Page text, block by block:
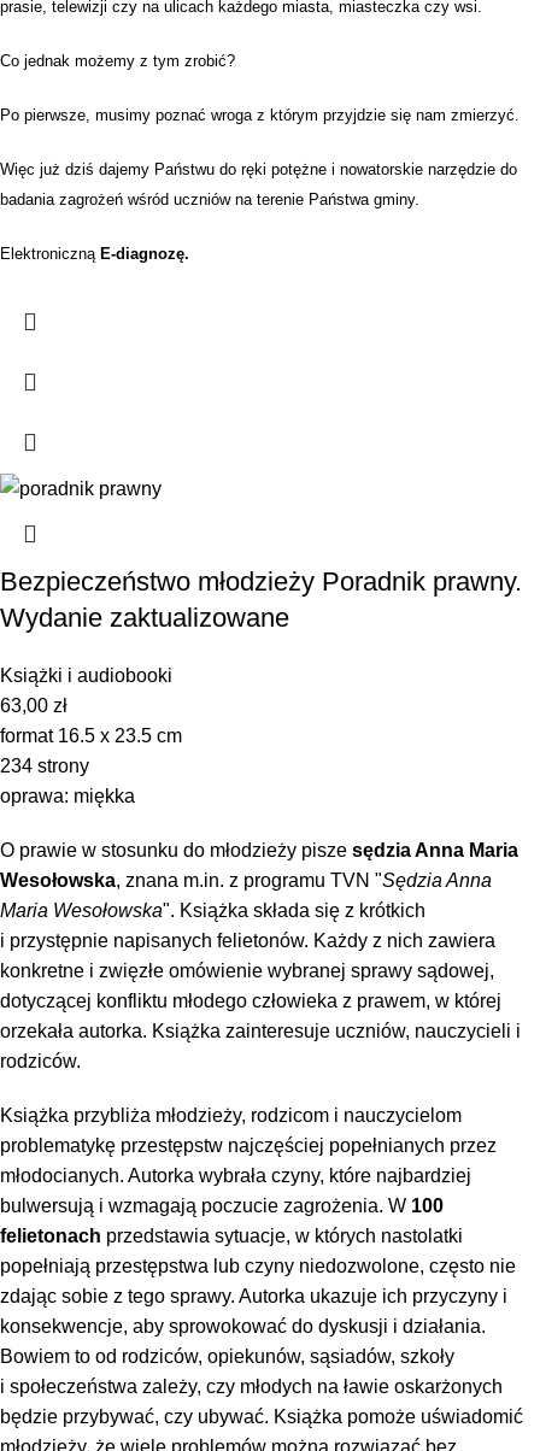
prasie, telewizji czy na ulicach każdego miasta, miasteczka czy wsi.
Co jednak możemy z tym zrobić?
Po pierwsze, musimy poznać wroga z którym przyjdzie się nam zmierzyć.
Więc już dziś dajemy Państwu do ręki potężne i nowatorskie narzędzie do
badania zagrożeń wśród uczniów na terenie Państwa gminy.
Elektroniczną E-diagnozę.
Bezpieczeństwo młodzieży Poradnik prawny.
Wydanie zaktualizowane
Książki i audiobooki
63,00 zł
format 16.5 x 23.5 cm
234 strony
oprawa: miękka
O prawie w stosunku do młodzieży pisze sędzia Anna Maria
Wesołowska, znana m.in. z programu TVN "Sędzia Anna
Maria Wesołowska". Książka składa się z krótkich
i przystępnie napisanych felietonów. Każdy z nich zawiera
konkretne i zwięzłe omówienie wybranej sprawy sądowej,
dotyczącej konfliktu młodego człowieka z prawem, w której
orzekała autorka. Książka zainteresuje uczniów, nauczycieli i
rodziców.
Książka przybliża młodzieży, rodzicom i nauczycielom
problematykę przestępstw najczęściej popełnianych przez
młodocianych. Autorka wybrała czyny, które najbardziej
bulwersują i wzmagają poczucie zagrożenia. W 100
felietonach przedstawia sytuacje, w których nastolatki
popełniają przestępstwa lub czyny niedozwolone, często nie
zdając sobie z tego sprawy. Autorka ukazuje ich przyczyny i
konsekwencje, aby sprowokować do dyskusji i działania.
Bowiem to od rodziców, opiekunów, sąsiadów, szkoły
i społeczeństwa zależy, czy młodych na ławie oskarżonych
będzie przybywać, czy ubywać. Książka pomoże uświadomić
młodzieży, że wiele problemów można rozwiązać bez